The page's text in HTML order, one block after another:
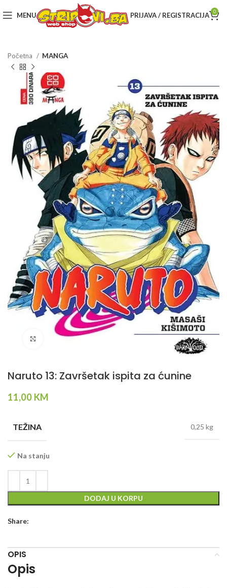
MENU PRIJAVA / REGISTRACIJA 0
Početna MANGA
Klikni da povečaš
Naruto 13: Završetak ispita za ćunine
11,00 KM
TEŽINA 0,25 kg
Na stanju
DODAJ U KORPU
Share:
OPIS
Opis